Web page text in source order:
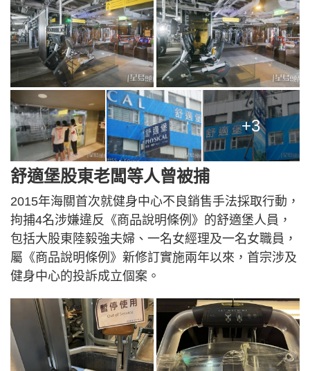
+3
舒適堡股東老闆等人曾被捕
2015年海關首次就健身中心不良銷售手法採取行動，
拘捕4名涉嫌違反《商品說明條例》的舒適堡人員，
包括大股東陸毅強夫婦、一名女經理及一名女職員，
屬《商品說明條例》新修訂實施兩年以來，首宗涉及
健身中心的投訴成立個案。